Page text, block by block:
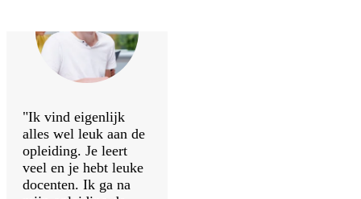
"Ik vind eigenlijk
alles wel leuk aan de
opleiding. Je leert
veel en je hebt leuke
docenten. Ik ga na